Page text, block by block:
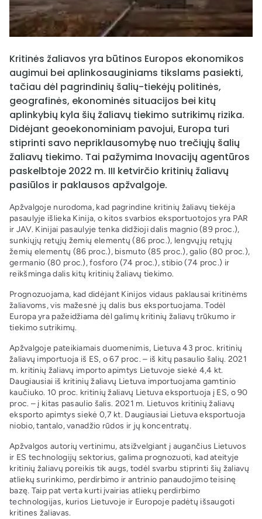
Kritinės žaliavos yra būtinos Europos ekonomikos
augimui bei aplinkosauginiams tikslams pasiekti,
tačiau dėl pagrindinių šalių-tiekėjų politinės,
geografinės, ekonominės situacijos bei kitų
aplinkybių kyla šių žaliavų tiekimo sutrikimų rizika.
Didėjant geoekonominiam pavojui, Europa turi
stiprinti savo nepriklausomybę nuo trečiųjų šalių
žaliavų tiekimo. Tai pažymima Inovacijų agentūros
paskelbtoje 2022 m. III ketvirčio kritinių žaliavų
pasiūlos ir paklausos apžvalgoje.
Apžvalgoje nurodoma, kad pagrindine kritinių žaliavų tiekėja
pasaulyje išlieka Kinija, o kitos svarbios eksportuotojos yra PAR
ir JAV. Kinijai pasaulyje tenka didžioji dalis magnio (89 proc.),
sunkiųjų retųjų žemių elementų (86 proc.), lengvųjų retųjų
žemių elementų (86 proc.), bismuto (85 proc.), galio (80 proc.),
germanio (80 proc.), fosforo (74 proc.), stibio (74 proc.) ir
reikšminga dalis kitų kritinių žaliavų tiekimo.
Prognozuojama, kad didėjant Kinijos vidaus paklausai kritinėms
žaliavoms, vis mažesnė jų dalis bus eksportuojama. Todėl
Europa yra pažeidžiama dėl galimų kritinių žaliavų trūkumo ir
tiekimo sutrikimų.
Apžvalgoje pateikiamais duomenimis, Lietuva 43 proc. kritinių
žaliavų importuoja iš ES, o 67 proc. – iš kitų pasaulio šalių. 2021
m. kritinių žaliavų importo apimtys Lietuvoje siekė 4,4 kt.
Daugiausiai iš kritinių žaliavų Lietuva importuojama gamtinio
kaučiuko. 10 proc. kritinių žaliavų Lietuva eksportuoja į ES, o 90
proc. – į kitas pasaulio šalis. 2021 m. Lietuvos kritinių žaliavų
eksporto apimtys siekė 0,7 kt. Daugiausiai Lietuva eksportuoja
niobio, tantalo, vanadžio rūdos ir jų koncentratų.
Apžvalgos autorių vertinimu, atsižvelgiant į augančius Lietuvos
ir ES technologijų sektorius, galima prognozuoti, kad ateityje
kritinių žaliavų poreikis tik augs, todėl svarbu stiprinti šių žaliavų
atliekų surinkimo, perdirbimo ir antrinio panaudojimo teisinę
bazę. Taip pat verta kurti įvairias atliekų perdirbimo
technologijas, kurios Lietuvoje ir Europoje padėtų išsaugoti
kritines žaliavas.